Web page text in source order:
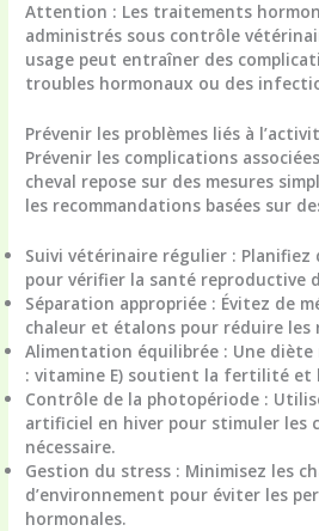
Attention : Les traitements
administrés sous contrôle
usage peut entraîner des
troubles hormonaux ou des
Prévenir les problèmes liés à l’
Prévenir les complications
cheval repose sur des mesures
les recommandations basées sur
Suivi vétérinaire régulier : Planifiez
pour vérifier la santé reproductive
Séparation appropriée : Évitez de
chaleur et étalons pour réduire les
Alimentation équilibrée : Une diète
: vitamine E) soutient la fertilité et
Contrôle de la photopériode :
artificiel en hiver pour stimuler les
nécessaire.
Gestion du stress : Minimisez les
d’environnement pour éviter les
hormonales.